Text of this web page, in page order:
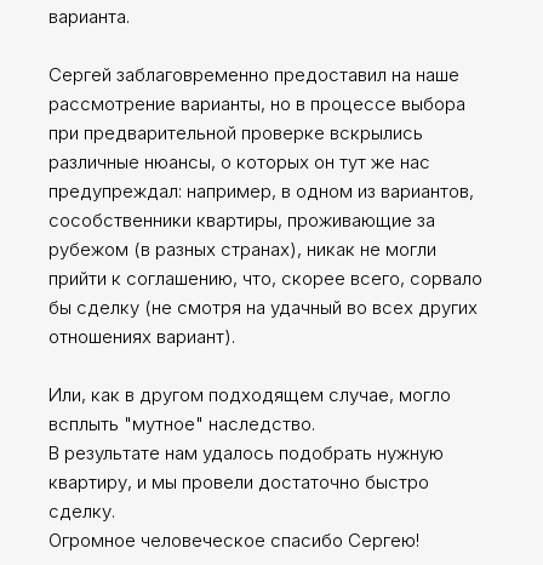
варианта.
Сергей заблаговременно предоставил на наше
рассмотрение варианты, но в процессе выбора
при предварительной проверке вскрылись
различные нюансы, о которых он тут же нас
предупреждал: например, в одном из вариантов,
сособственники квартиры, проживающие за
рубежом (в разных странах), никак не могли
прийти к соглашению, что, скорее всего, сорвало
бы сделку (не смотря на удачный во всех других
отношениях вариант).
Или, как в другом подходящем случае, могло
всплыть "мутное" наследство.
В результате нам удалось подобрать нужную
квартиру, и мы провели достаточно быстро
сделку.
Огромное человеческое спасибо Сергею!